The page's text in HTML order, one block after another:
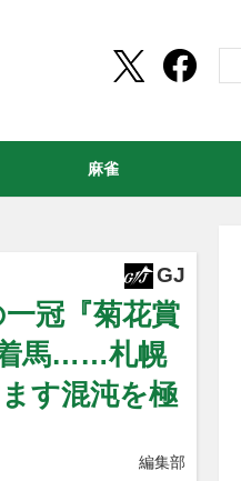
GJ
一冠『菊花賞
着馬……札幌
す混沌を極
編集部
麻雀